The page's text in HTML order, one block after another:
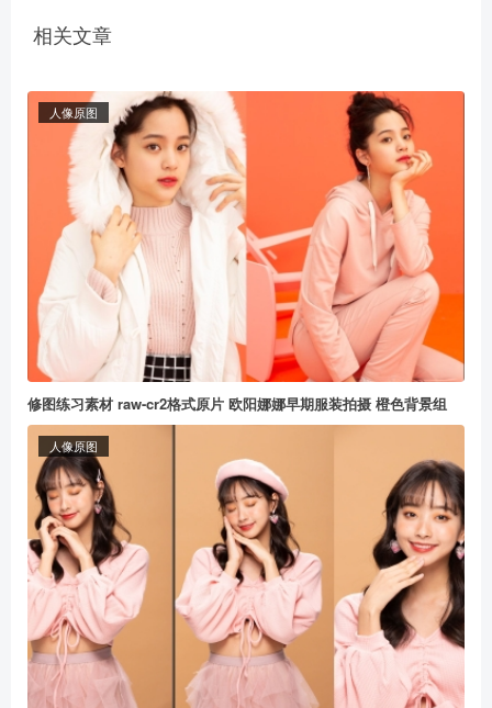
相关文章
人像原图
修图练习素材 raw-cr2格式原片 欧阳娜娜早期服装拍摄 橙色背景组
人像原图